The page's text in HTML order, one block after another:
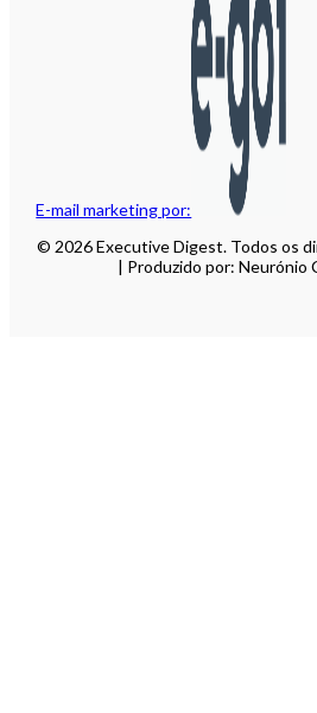
E-mail marketing por:
© 2026 Executive Digest. Todos os
| Produzido por: Neurónio